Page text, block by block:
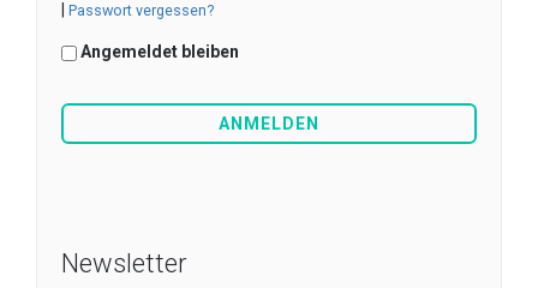
Passwort vergessen?
Angemeldet bleiben
Newsletter